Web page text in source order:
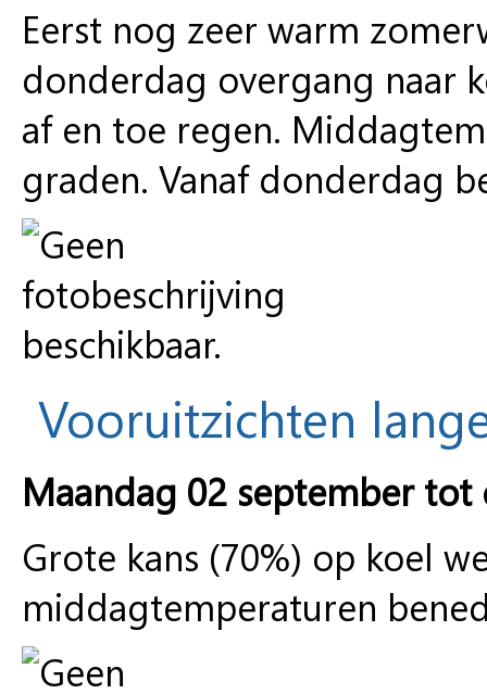
Eerst nog zeer warm
donderdag overgang naar
af en toe regen.
graden. Vanaf donderdag
Vooruitzichten
Maandag 02 september
Grote kans (70%) op koel
middagtemperaturen